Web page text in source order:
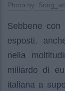
Photo by:
Sebbene
esposti,
nella
miliardo di
italiana a